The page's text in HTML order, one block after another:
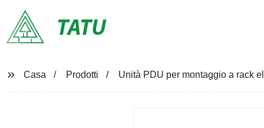
TATU
Casa Prodotti Unità PDU per montaggio a rack